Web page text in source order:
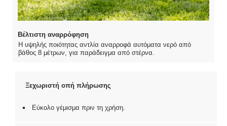
Βέλτιστη αναρρόφηση
Η υψηλής ποιότητας αντλία αναρροφά αυτόματα νερό από
βάθος 8 μέτρων, για παράδειγμα από στέρνα.
Ξεχωριστή οπή πλήρωσης
Εύκολο γέμισμα πριν τη χρήση.